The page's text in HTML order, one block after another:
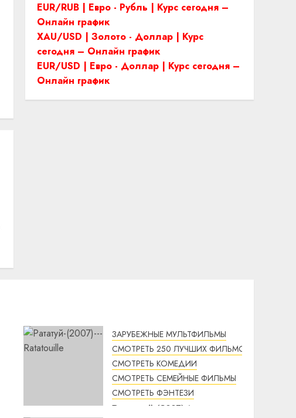
EUR/RUB | Евро - Рубль | Курс сегодня –
Онлайн график
XAU/USD | Золото - Доллар | Курс
сегодня – Онлайн график
EUR/USD | Евро - Доллар | Курс сегодня –
Онлайн график
ЗАРУБЕЖНЫЕ МУЛЬТФИЛЬМЫ
СМОТРЕТЬ 250 ЛУЧШИХ ФИЛЬМОВ
СМОТРЕТЬ КОМЕДИИ
СМОТРЕТЬ СЕМЕЙНЫЕ ФИЛЬМЫ
СМОТРЕТЬ ФЭНТЕЗИ
Рататуй (2007) /